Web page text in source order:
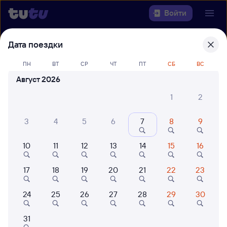
Войти
Выберите день, чтобы найти
билеты Пермь-2 — Коротчаево
22 года работаем для вас
Куда
Когда
Кто едет
Найти поезда
Дата поездки
ПН ВТ СР ЧТ ПТ СБ ВС
Август 2026
1
2
3 4 5 6 7 8 9
10 11 12 13 14 15 16
17 18 19 20 21 22 23
24 25 26 27 28 29 30
31